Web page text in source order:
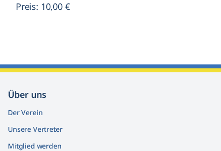
Preis: 10,00 €
Über uns
Der Verein
Unsere Vertreter
Mitglied werden